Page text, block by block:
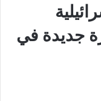
جديدة في